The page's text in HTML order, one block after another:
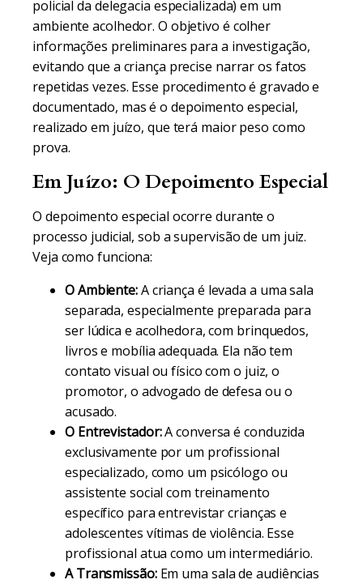
policial da delegacia especializada) em um
ambiente acolhedor. O objetivo é colher
informações preliminares para a investigação,
evitando que a criança precise narrar os fatos
repetidas vezes. Esse procedimento é gravado e
documentado, mas é o depoimento especial,
realizado em juízo, que terá maior peso como
prova.
Em Juízo: O Depoimento Especial
O depoimento especial ocorre durante o
processo judicial, sob a supervisão de um juiz.
Veja como funciona:
O Ambiente:A criança é levada a uma sala
separada, especialmente preparada para
ser lúdica e acolhedora, com brinquedos,
livros e mobília adequada. Ela não tem
contato visual ou físico com o juiz, o
promotor, o advogado de defesa ou o
acusado.
O Entrevistador:A conversa é conduzida
exclusivamente por um profissional
especializado, como um psicólogo ou
assistente social com treinamento
específico para entrevistar crianças e
adolescentes vítimas de violência. Esse
profissional atua como um intermediário.
A Transmissão:Em uma sala de audiências